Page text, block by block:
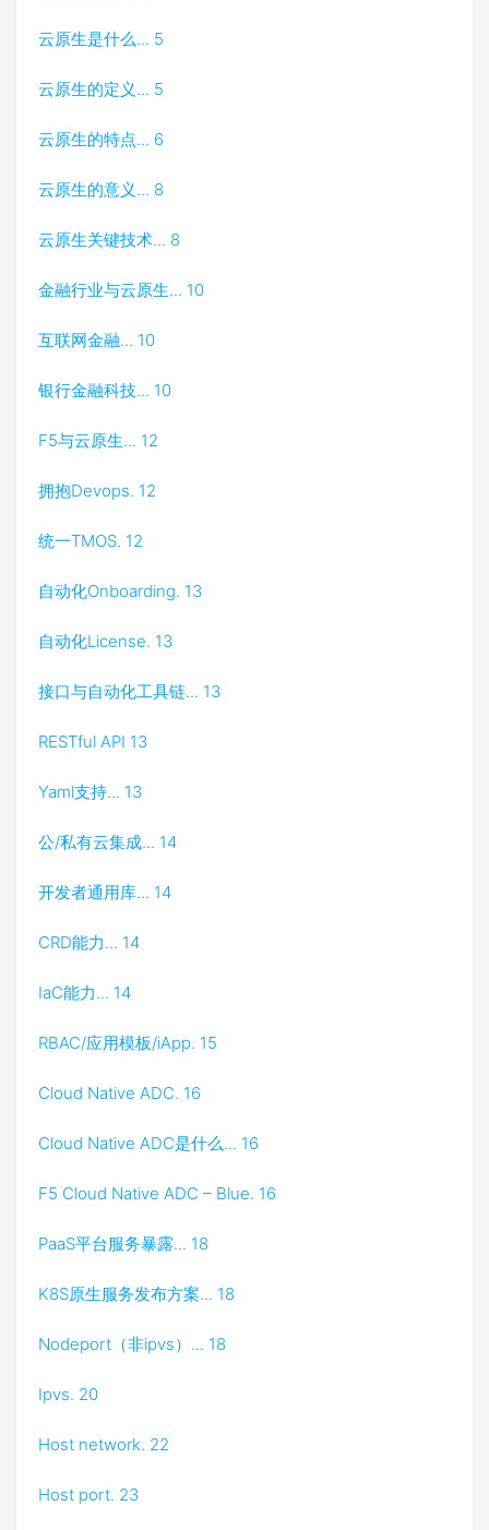
云原生是什么... 5
云原生的定义... 5
云原生的特点... 6
云原生的意义... 8
云原生关键技术... 8
金融行业与云原生... 10
互联网金融... 10
银行金融科技... 10
F5与云原生... 12
拥抱Devops. 12
统一TMOS. 12
自动化Onboarding. 13
自动化License. 13
接口与自动化工具链... 13
RESTful API 13
Yaml支持... 13
公/私有云集成... 14
开发者通用库... 14
CRD能力... 14
IaC能力... 14
RBAC/应用模板/iApp. 15
Cloud Native ADC. 16
Cloud Native ADC是什么... 16
F5 Cloud Native ADC – Blue. 16
PaaS平台服务暴露... 18
K8S原生服务发布方案... 18
Nodeport（非ipvs）... 18
Ipvs. 20
Host network. 22
Host port. 23